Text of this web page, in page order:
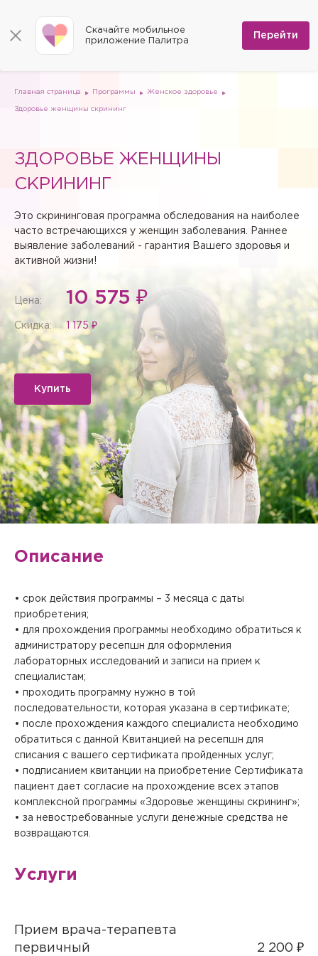
Вакансии
Документы
Сертификаты
Способы оплаты
Страховые организации
Заказать документы для налоговой
Анкета оценки качества услуг
Мы на карте
Главная страница Программы Женское здоровье
Здоровье женщины скрининг
ЗДОРОВЬЕ ЖЕНЩИНЫ
СКРИНИНГ
Это скрининговая программа обследования на наиболее
часто встречающихся у женщин заболевания. Раннее
выявление заболеваний - гарантия Вашего здоровья и
активной жизни!
Цена: 10 575 ₽
Скидка: 1 175 ₽
Купить
Описание
• срок действия программы – 3 месяца с даты
приобретения;
• для прохождения программы необходимо обратиться к
администратору ресепшн для оформления
лабораторных исследований и записи на прием к
специалистам;
• проходить программу нужно в той
последовательности, которая указана в сертификате;
• после прохождения каждого специалиста необходимо
обратиться с данной Квитанцией на ресепшн для
списания с вашего сертификата пройденных услуг;
• подписанием квитанции на приобретение Сертификата
пациент дает согласие на прохождение всех этапов
комплексной программы «Здоровье женщины скрининг»;
• за невостребованные услуги денежные средства не
возвращаются.
Услуги
Прием врача-терапевта
первичный
2 200 ₽
Скачайте мобильное
приложение Палитра
Перейти